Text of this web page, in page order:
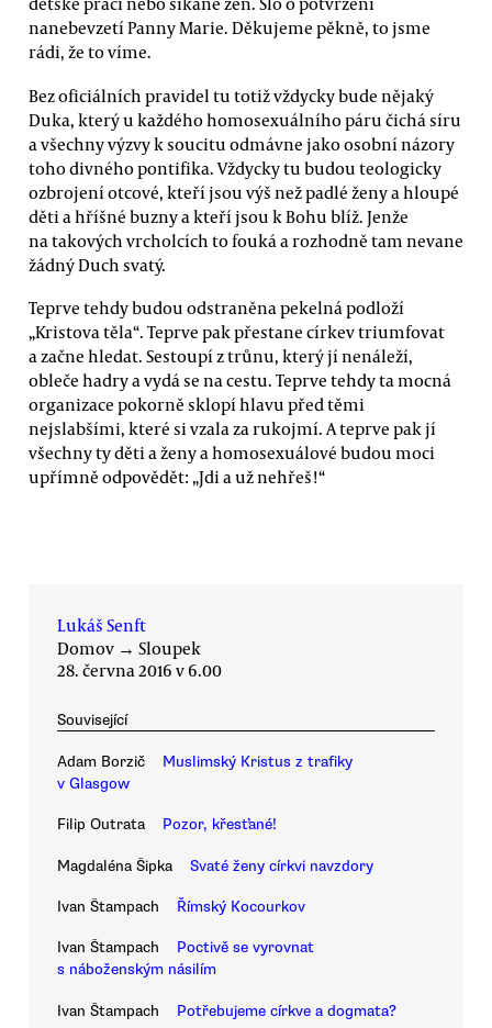
nanebevzetí Panny Marie. Děkujeme pěkně, to jsme
rádi, že to víme.
Bez oficiálních pravidel tu totiž vždycky bude nějaký
Duka, který u každého homosexuálního páru čichá síru
a všechny výzvy k soucitu odmávne jako osobní názory
toho divného pontifika. Vždycky tu budou teologicky
ozbrojení otcové, kteří jsou výš než padlé ženy a hloupé
děti a hříšné buzny a kteří jsou k Bohu blíž. Jenže
na takových vrcholcích to fouká a rozhodně tam nevane
žádný Duch svatý.
Teprve tehdy budou odstraněna pekelná podloží
„Kristova těla“. Teprve pak přestane církev triumfovat
a začne hledat. Sestoupí z trůnu, který jí nenáleží,
obleče hadry a vydá se na cestu. Teprve tehdy ta mocná
organizace pokorně sklopí hlavu před těmi
nejslabšími, které si vzala za rukojmí. A teprve pak jí
všechny ty děti a ženy a homosexuálové budou moci
upřímně odpovědět: „Jdi a už nehřeš!“
Lukáš Senft
Domov → Sloupek
28. června 2016 v 6.00
Související
Adam Borzič
Muslimský Kristus z trafiky
v Glasgow
Filip Outrata Pozor, křesťané!
Magdaléna Šipka Svaté ženy církvi navzdory
Ivan Štampach Římský Kocourkov
Ivan Štampach
Poctivě se vyrovnat
s náboženským násilím
Ivan Štampach Potřebujeme církve a dogmata?